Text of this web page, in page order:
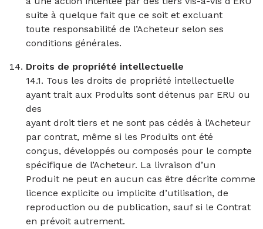
suite à quelque fait que ce soit et excluant
toute responsabilité de l’Acheteur selon ses
conditions générales.
Droits de propriété intellectuelle
14.1. Tous les droits de propriété intellectuelle
ayant trait aux Produits sont détenus par ERU ou
des
ayant droit tiers et ne sont pas cédés à l’Acheteur
par contrat, même si les Produits ont été
conçus, développés ou composés pour le compte
spécifique de l’Acheteur. La livraison d’un
Produit ne peut en aucun cas être décrite comme
licence explicite ou implicite d’utilisation, de
reproduction ou de publication, sauf si le Contrat
en prévoit autrement.